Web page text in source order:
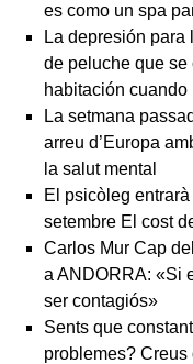
es como un spa
La depresión para
de peluche que
habitación
La setmana
arreu d’Europa
la salut mental
El psicòleg
setembre El cost
Carlos Mur Cap
a ANDORRA: «Si
ser contagiós»
Sents que
problemes? Creus